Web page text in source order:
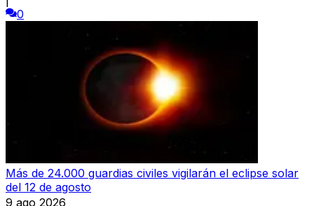
0
Más de 24.000 guardias civiles vigilarán el eclipse solar
del 12 de agosto
9 ago 2026